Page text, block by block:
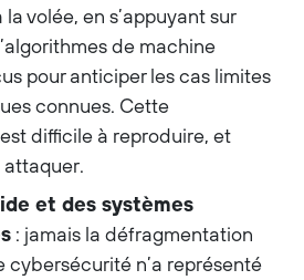
volée, en s’appuyant sur
de machine
pour anticiper les cas limites
connues. Cette
difficile à reproduire, et
attaquer.
et des systèmes
: jamais la défragmentation
cybersécurité n’a représenté